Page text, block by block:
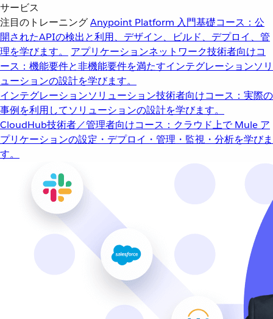
サービス
注目のトレーニングAnypoint Platform 入門基礎コース：公
開されたAPIの検出と利用、デザイン、ビルド、デプロイ、管
理を学びます。
アプリケーションネットワーク技術者向けコ
ース：機能要件と非機能要件を満たすインテグレーションソリ
ューションの設計を学びます。
インテグレーションソリューション技術者向けコース：実際の
事例を利用してソリューションの設計を学びます。
CloudHub技術者／管理者向けコース：クラウド上で Mule ア
プリケーションの設定・デプロイ・管理・監視・分析を学びま
す。